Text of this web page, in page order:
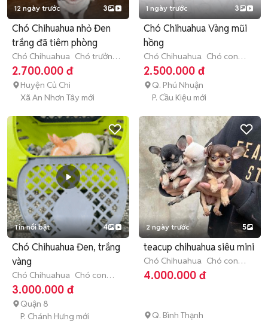
12 ngày trước 3
Chó Chihuahua nhỏ Đen
trắng đã tiêm phòng
Chó Chihuahua Chó trưởng
thành (hơn 1 tuổi)
2.700.000 đ
Huyện Củ Chi
Xã An Nhơn Tây mới
1 ngày trước 3
Chó Chihuahua Vàng mũi
hồng
Chó Chihuahua Chó con
(dưới 3 tháng tuổi)
2.500.000 đ
Q. Phú Nhuận
P. Cầu Kiệu mới
Tin nổi bật 4
Chó Chihuahua Đen, trắng
vàng
Chó Chihuahua Chó con
(dưới 3 tháng tuổi)
3.000.000 đ
Quận 8
P. Chánh Hưng mới
2 ngày trước 5
teacup chihuahua siêu mini
Chó Chihuahua Chó con
(dưới 3 tháng tuổi)
4.000.000 đ
Q. Bình Thạnh